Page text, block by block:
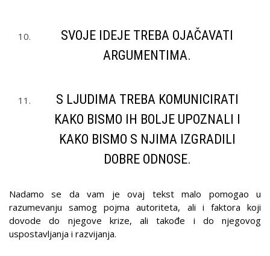
SVOJE IDEJE TREBA OJAČAVATI
ARGUMENTIMA.
S LJUDIMA TREBA KOMUNICIRATI
KAKO BISMO IH BOLJE UPOZNALI I
KAKO BISMO S NJIMA IZGRADILI
DOBRE ODNOSE.
Nadamo se da vam je ovaj tekst malo pomogao u
razumevanju samog pojma autoriteta, ali i faktora koji
dovode do njegove krize, ali takođe i do njegovog
uspostavljanja i razvijanja.